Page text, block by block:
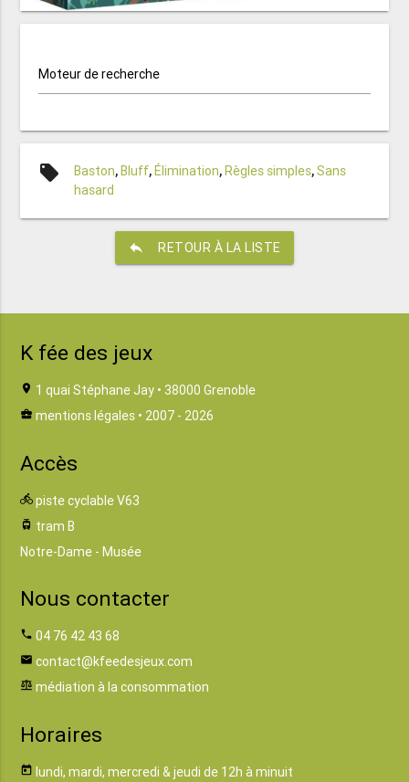
Moteur de recherche
local_offer Baston,Bluff,Élimination,Règles simples,Sans
hasard
reply RETOUR À LA LISTE
K fée des jeux
location_on 1 quai Stéphane Jay • 38000 Grenoble
business_center mentions légales • 2007 - 2026
Accès
directions_bike piste cyclable V63
tram tram B
Notre-Dame - Musée
Nous contacter
phone 04 76 42 43 68
email contact@kfeedesjeux.com
balance médiation à la consommation
Horaires
today lundi, mardi, mercredi & jeudi de 12h à minuit